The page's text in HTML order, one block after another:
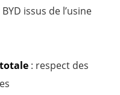
issus de l’usine
: respect des